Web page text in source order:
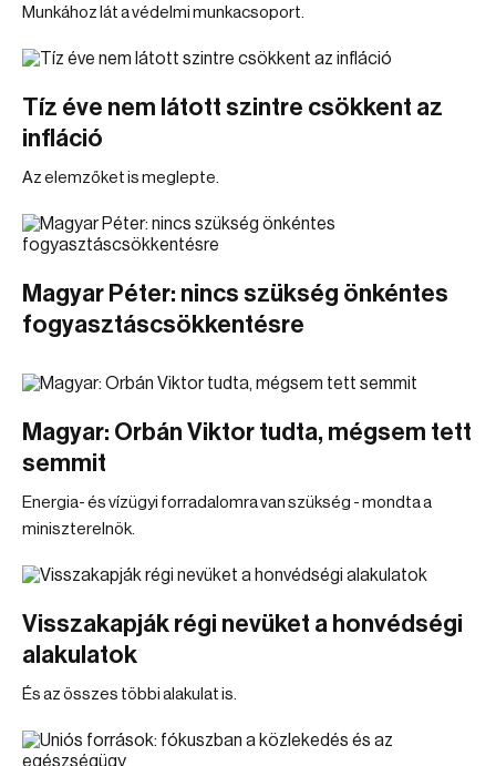
Munkához lát a védelmi munkacsoport.
Tíz éve nem látott szintre csökkent az
infláció
Az elemzőket is meglepte.
Magyar Péter: nincs szükség önkéntes
fogyasztáscsökkentésre
Magyar: Orbán Viktor tudta, mégsem tett
semmit
Energia- és vízügyi forradalomra van szükség - mondta a
miniszterelnök.
Visszakapják régi nevüket a honvédségi
alakulatok
És az összes többi alakulat is.